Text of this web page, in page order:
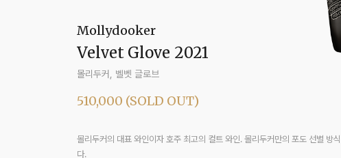
Mollydooker
Velvet Glove 2021
몰리두커, 벨벳 글로브
510,000 (SOLD OUT)
몰리두커의 대표 와인이자 호주 최고의 컬트 와인. 몰리두커만의 포도 선별 방
다.